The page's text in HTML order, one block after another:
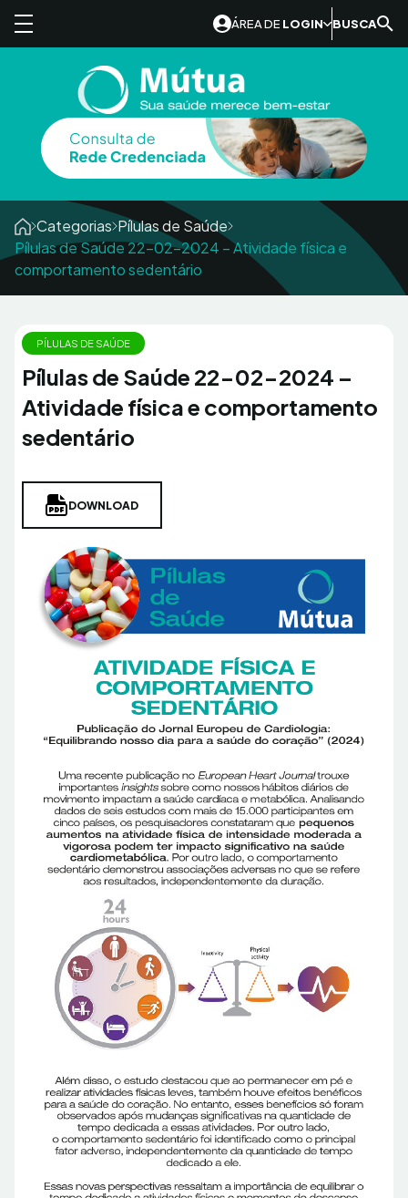
ÁREA DE LOGIN BUSCA
Categorias Pílulas de Saúde
Pílulas de Saúde 22-02-2024 – Atividade física e
comportamento sedentário
PÍLULAS DE SAÚDE
Pílulas de Saúde 22-02-2024 –
Atividade física e comportamento
sedentário
DOWNLOAD